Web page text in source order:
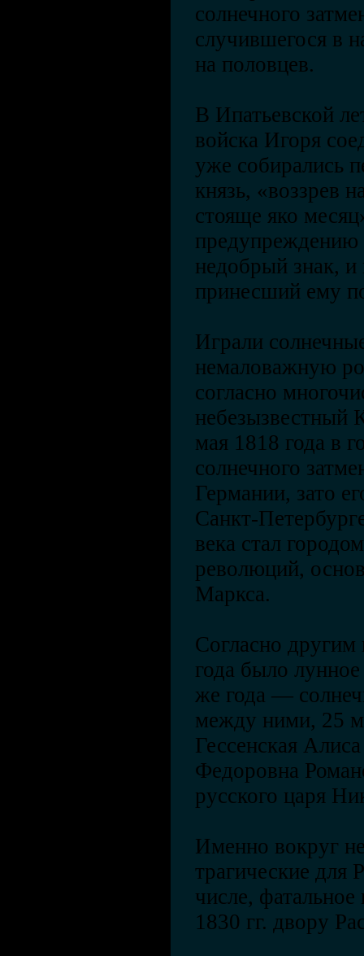
солнечного
случившегося в
на половцев.
В Ипатьевской
войска Игоря
уже собирались
князь, «воззрев
стояще яко
предупреждению
недобрый знак,
принесший ему
Играли
немаловажную
согласно
небезызвестный
мая 1818 года в
солнечного
Германии, зато
Санкт-
века стал
революций,
Маркса.
Согласно
года было
же года —
между ними, 25
Гессенская
Федоровна
русского царя
Именно вокруг
трагические для
числе,
1830 гг. двору